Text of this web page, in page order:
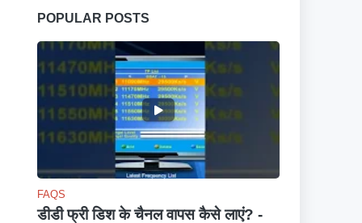
POPULAR POSTS
FAQS
डीडी फ्री डिश के चैनल वापस कैसे लाएं? -